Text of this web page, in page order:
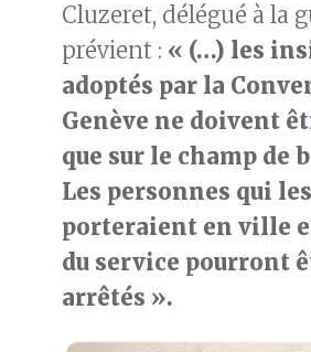
Cluzeret, délégué à la
prévient : « (…) les
adoptés par la
Genève ne doivent
que sur le champ de
Les personnes qui les
porteraient en ville
du service pourront
arrêtés ».